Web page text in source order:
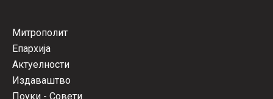
Митрополит
Епархија
Актуелности
Издаваштво
Поуки - Совети